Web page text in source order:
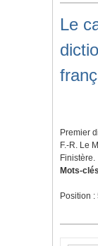
Le
Premier
F.-R. Le
Finistère.
Mots-
Position :